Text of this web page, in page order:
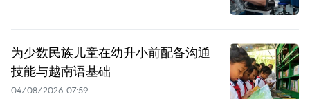
为少数民族儿童在幼升小前配备沟通
技能与越南语基础
04/08/2026 07:59